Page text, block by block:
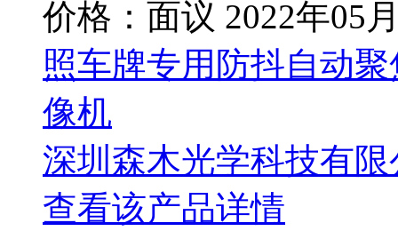
价格：面议 2022年05
照车牌专用防抖自动
像机
深圳森木光学科技有限
查看该产品详情